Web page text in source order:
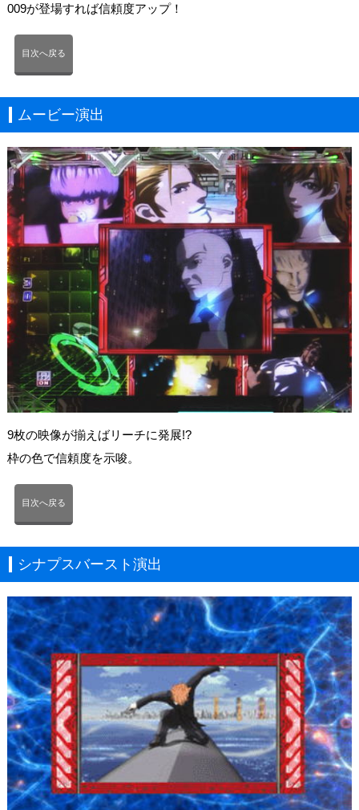
009が登場すれば信頼度アップ！
目次へ戻る
ムービー演出
9枚の映像が揃えばリーチに発展!?
枠の色で信頼度を示唆。
目次へ戻る
シナプスバースト演出